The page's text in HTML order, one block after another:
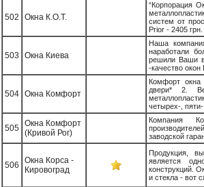
502 Окна К.О.Т.
“Корпорация
систем от
Prior - 2405 грн.
503 Окна Киева
Наша
наработали
решили Ваши
-качество окон
504 Окна Комфорт
Комфорт окна
двери* 2.
четырех-,
505 Окна Комфорт
(Кривой Рог)
Компания
заводской
506
Окна Корса -
Кировоград
Продукция,
является
конструкций.
и стекла - вот